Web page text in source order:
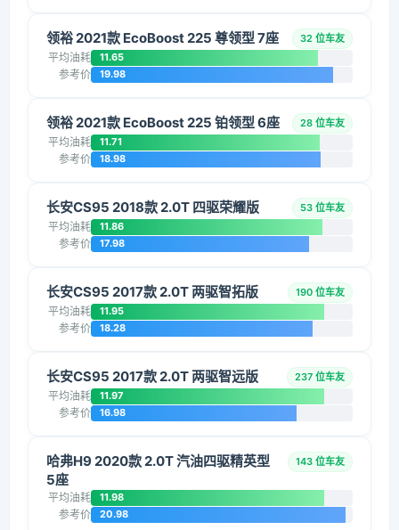
领裕 2021款 EcoBoost 225 尊领型 7座 32 位车友
平均油耗 11.65
参考价 19.98
领裕 2021款 EcoBoost 225 铂领型 6座 28 位车友
平均油耗 11.71
参考价 18.98
长安CS95 2018款 2.0T 四驱荣耀版 53 位车友
平均油耗 11.86
参考价 17.98
长安CS95 2017款 2.0T 两驱智拓版 190 位车友
平均油耗 11.95
参考价 18.28
长安CS95 2017款 2.0T 两驱智远版 237 位车友
平均油耗 11.97
参考价 16.98
哈弗H9 2020款 2.0T 汽油四驱精英型
5座
143 位车友
平均油耗 11.98
参考价 20.98